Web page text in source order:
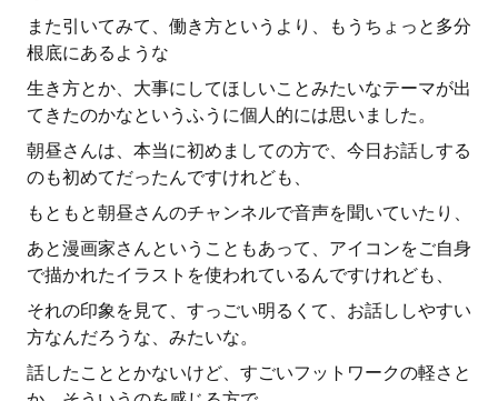
また引いてみて、働き方というより、もうちょっと多分
根底にあるような
生き方とか、大事にしてほしいことみたいなテーマが出
てきたのかなというふうに個人的には思いました。
朝昼さんは、本当に初めましての方で、今日お話しする
のも初めてだったんですけれども、
もともと朝昼さんのチャンネルで音声を聞いていたり、
あと漫画家さんということもあって、アイコンをご自身
で描かれたイラストを使われているんですけれども、
それの印象を見て、すっごい明るくて、お話ししやすい
方なんだろうな、みたいな。
話したこととかないけど、すごいフットワークの軽さと